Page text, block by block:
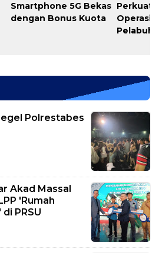
Smartphone 5G Bekas
dengan Bonus Kuota
Perkuat
Polrestabes
Akad Massal
'Rumah
PRSU